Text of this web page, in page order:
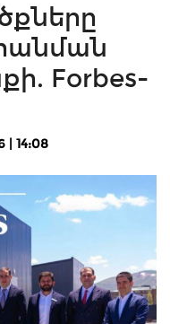
Forbes-
| 14:08